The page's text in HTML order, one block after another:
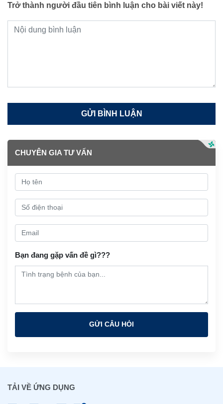
Trở thành người đầu tiên bình luận cho bài viết này!
CHUYÊN GIA TƯ VẤN
Bạn đang gặp vấn đề gì???
GỬI CÂU HỎI
TẢI VỀ ỨNG DỤNG